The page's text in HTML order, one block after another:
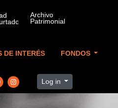
DE INTERÉS FONDOS
Log in